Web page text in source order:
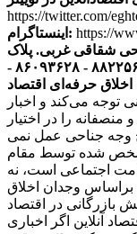
https://twitter.com/
اینستاگرام: https://
شقاقی غربی. پلاک
تلفن دفتر مرکزی: ۱۳ و ۸۸۲۲۵۶۱۲ - ۸۶۰۹۳۶۲۸ -
اخلاق حرفه‌ای اقتصاد
توجه می‌کند و اخبار
را در اختیار
وجه جناحی عمل نمی
شده توسط مقام
یک خدمت اجتماعی است، نه
براساس وجدان اخلاق
بازرگانی در اقتصاد
اقتصاد آنلاین اگر اخباری